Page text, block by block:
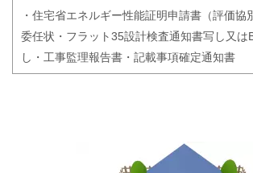
・住宅省エネルギー性能証明申請書（評価協
委任状・フラット35設計検査通知書写し又は
し ・工事監理報告書・記載事項確定通知書